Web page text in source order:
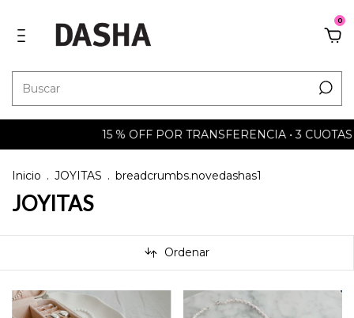
0
15 % OFF POR TRANSFERENCIA • 3 CUOTAS SIN
Inicio . JOYITAS . breadcrumbs.novedashas1
JOYITAS
Ordenar